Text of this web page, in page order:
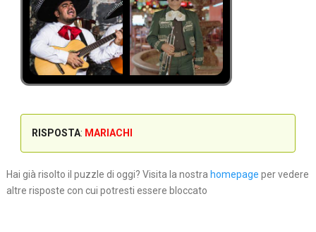
RISPOSTA: MARIACHI
Hai già risolto il puzzle di oggi? Visita la nostra homepage per vedere
altre risposte con cui potresti essere bloccato